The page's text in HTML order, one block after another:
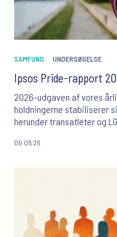
SAMFUND UNDERSØGELSE
Ipsos Pride-rapport
2026-udgaven af vores
holdningerne stabiliserer
herunder transatleter og
09.06.26